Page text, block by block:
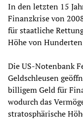
In den letzten 15
Finanzkrise von
für staatliche
Höhe von
Die US-Notenbank
Geldschleusen
billigem Geld für
wodurch das
stratosphärische